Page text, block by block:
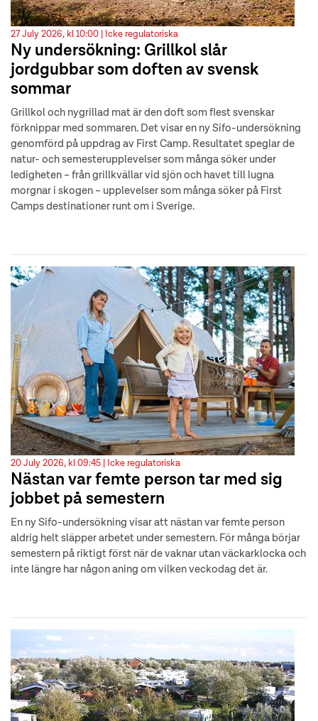
27 July 2026, kl 10:00 | Icke regulatoriska
Ny undersökning: Grillkol slår
jordgubbar som doften av svensk
sommar
Grillkol och nygrillad mat är den doft som flest svenskar
förknippar med sommaren. Det visar en ny Sifo-undersökning
genomförd på uppdrag av First Camp. Resultatet speglar de
natur- och semesterupplevelser som många söker under
ledigheten – från grillkvällar vid sjön och havet till lugna
morgnar i skogen – upplevelser som många söker på First
Camps destinationer runt om i Sverige.
20 July 2026, kl 09:45 | Icke regulatoriska
Nästan var femte person tar med sig
jobbet på semestern
En ny Sifo-undersökning visar att nästan var femte person
aldrig helt släpper arbetet under semestern. För många börjar
semestern på riktigt först när de vaknar utan väckarklocka och
inte längre har någon aning om vilken veckodag det är.